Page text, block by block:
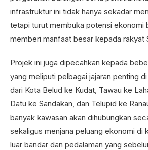
infrastruktur ini tidak hanya sekadar
tetapi turut membuka potensi ekonomi
memberi manfaat besar kepada rakyat
Projek ini juga dipecahkan kepada
yang meliputi pelbagai jajaran penting
dari Kota Belud ke Kudat, Tawau ke
Datu ke Sandakan, dan Telupid ke
banyak kawasan akan dihubungkan
sekaligus menjana peluang ekonomi di
luar bandar dan pedalaman yang